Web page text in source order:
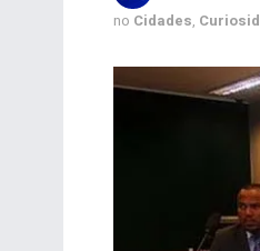
no Cidades,